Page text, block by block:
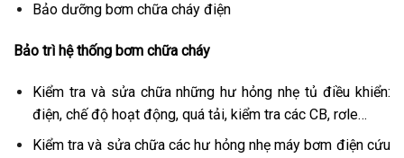
Bảo dưỡng bơm chữa cháy điện
Bảo trì hệ thống bơm chữa cháy
Kiểm tra và sửa chữa những hư hỏng nhẹ tủ điều khiển:
điện, chế độ hoạt động, quá tải, kiểm tra các CB, rơle…
Kiểm tra và sửa chữa các hư hỏng nhẹ máy bơm điện cứu